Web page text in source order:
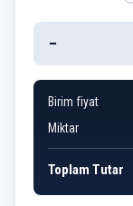
−
Birim fiyat
Miktar
Toplam Tutar